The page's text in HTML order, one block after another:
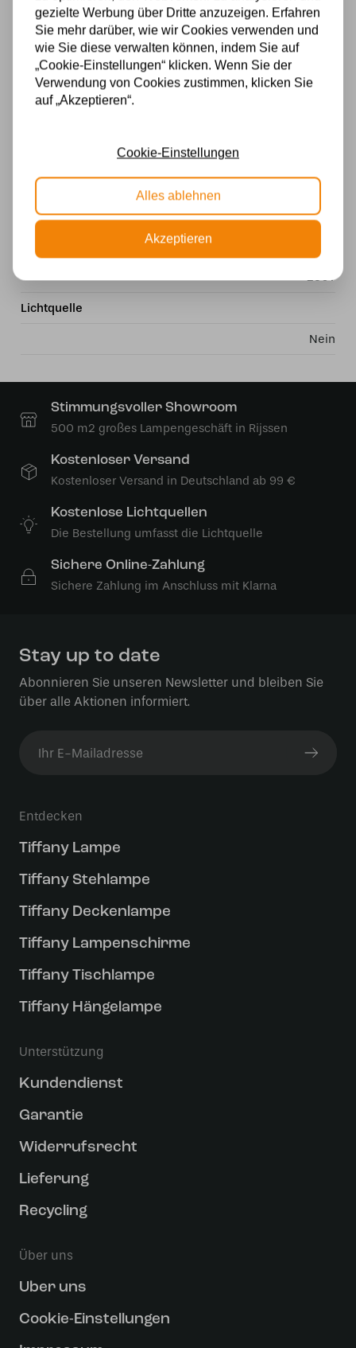
Stil: klassisch / Tiffany / Jugendstil
Ein stabiler und eleganter Lampenfuß, der die
ideale Grundlage für einen großen Tiffany-
Lampenschirm bildet und jedem Raum eine stilvolle
Atmosphäre verleiht.
Spezifikationen
Fassung
E27
230v
Lichtquelle
Nein
Stimmungsvoller Showroom
500 m2 großes Lampengeschäft in Rijssen
Kostenloser Versand
Kostenloser Versand in Deutschland ab 99 €
Kostenlose Lichtquellen
Die Bestellung umfasst die Lichtquelle
Sichere Online-Zahlung
Sichere Zahlung im Anschluss mit Klarna
Stay up to date
Abonnieren Sie unseren Newsletter und bleiben Sie
über alle Aktionen informiert.
Entdecken
Tiffany Lampe
Tiffany Stehlampe
Tiffany Deckenlampe
Tiffany Lampenschirme
Tiffany Tischlampe
Tiffany Hängelampe
Unterstützung
Kundendienst
Garantie
Widerrufsrecht
Lieferung
Recycling
Über uns
Uber uns
Cookie-Einstellungen
gezielte Werbung über Dritte anzuzeigen. Erfahren
Sie mehr darüber, wie wir Cookies verwenden und
wie Sie diese verwalten können, indem Sie auf
„Cookie-Einstellungen“ klicken. Wenn Sie der
Verwendung von Cookies zustimmen, klicken Sie
auf „Akzeptieren“.
Cookie-Einstellungen
Alles ablehnen
Akzeptieren